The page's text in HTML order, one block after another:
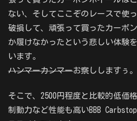
ない、そしてここぞのレースで使
破損して、頑張って買ったカーボ
か履けなかったという悲しい体験
います。
ハンマーカンマーお察ししますぅ。
そこで、2500円程度と比較的低価
制動力など性能も高いBBB